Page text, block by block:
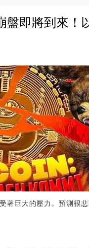
盤即將到來！
著巨大的壓力。預測